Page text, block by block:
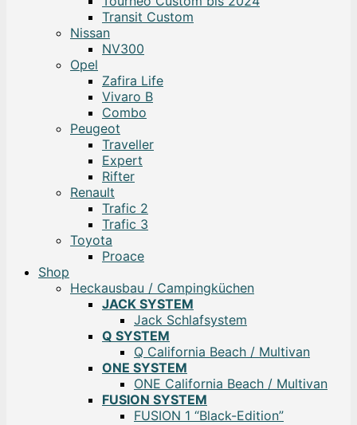
Transit Custom
Nissan
NV300
Opel
Zafira Life
Vivaro B
Combo
Peugeot
Traveller
Expert
Rifter
Renault
Trafic 2
Trafic 3
Toyota
Proace
Shop
Heckausbau / Campingküchen
JACK SYSTEM
Jack Schlafsystem
Q SYSTEM
Q California Beach / Multivan
ONE SYSTEM
ONE California Beach / Multivan
FUSION SYSTEM
FUSION 1 “Black-Edition”